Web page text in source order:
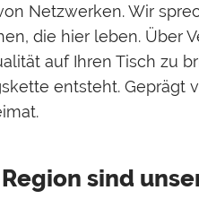
Netzwerken. Wir
die hier leben. Über
auf Ihren Tisch zu
entsteht. Geprägt
sind